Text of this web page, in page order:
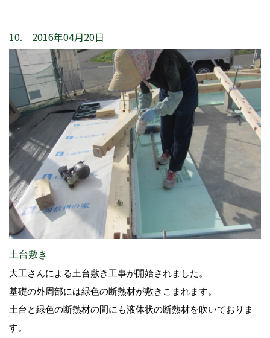
10. 2016年04月20日
土台敷き
大工さんによる土台敷き工事が開始されました。
基礎の外周部には緑色の断熱材が敷きこまれます。
土台と緑色の断熱材の間にも液体状の断熱材を吹いておりま
す。